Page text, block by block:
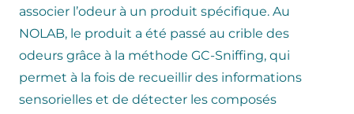
associer l’odeur à un produit spécifique. Au
NOLAB, le produit a été passé au crible des
odeurs grâce à la méthode GC-Sniffing, qui
permet à la fois de recueillir des informations
sensorielles et de détecter les composés